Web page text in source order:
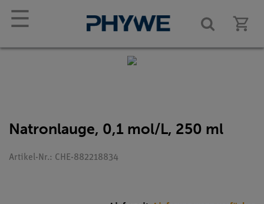
☰
Natronlauge, 0,1 mol/L, 250 ml
Artikel-Nr.: CHE-882218834